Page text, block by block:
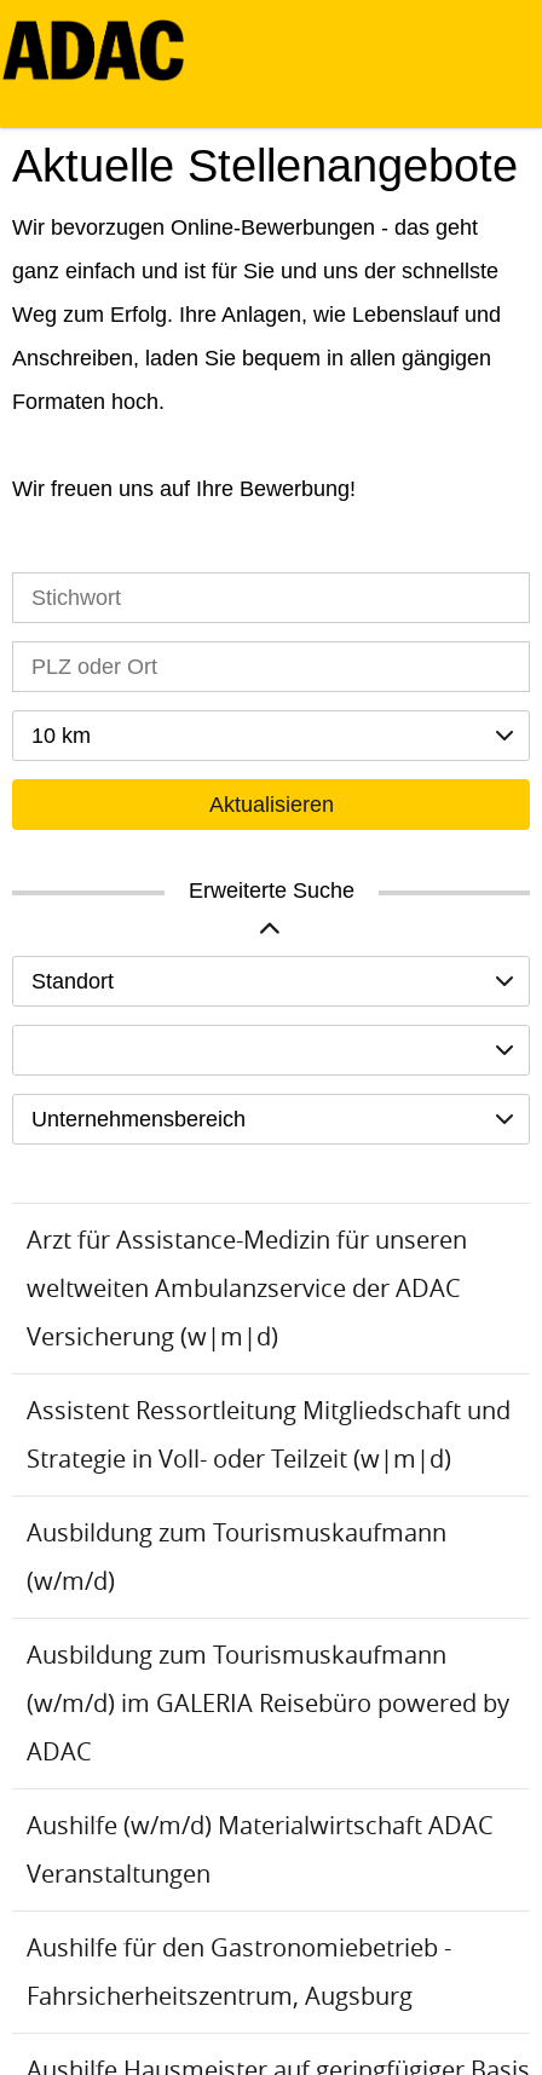
Aktuelle Stellenangebote
Wir bevorzugen Online-Bewerbungen - das geht
ganz einfach und ist für Sie und uns der schnellste
Weg zum Erfolg. Ihre Anlagen, wie Lebenslauf und
Anschreiben, laden Sie bequem in allen gängigen
Formaten hoch.
Wir freuen uns auf Ihre Bewerbung!
10 km
Aktualisieren
Erweiterte Suche
Standort
Unternehmensbereich
Arzt für Assistance-Medizin für unseren
weltweiten Ambulanzservice der ADAC
Versicherung (w|m|d)
Assistent Ressortleitung Mitgliedschaft und
Strategie in Voll- oder Teilzeit (w|m|d)
Ausbildung zum Tourismuskaufmann
(w/m/d)
Ausbildung zum Tourismuskaufmann
(w/m/d) im GALERIA Reisebüro powered by
ADAC
Aushilfe (w/m/d) Materialwirtschaft ADAC
Veranstaltungen
Aushilfe für den Gastronomiebetrieb -
Fahrsicherheitszentrum, Augsburg